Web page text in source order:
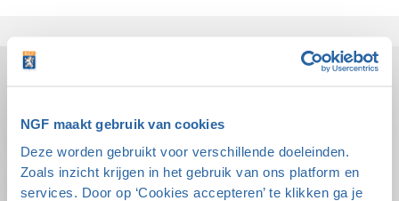
NGF maakt gebruik van cookies
Deze worden gebruikt voor verschillende doeleinden.
Zoals inzicht krijgen in het gebruik van ons platform en
services. Door op ‘Cookies accepteren’ te klikken ga je